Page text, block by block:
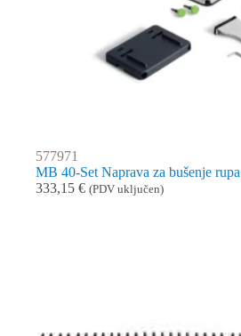
577971
MB 40-Set Naprava za bušenje rupa
333,15 € (PDV uključen)